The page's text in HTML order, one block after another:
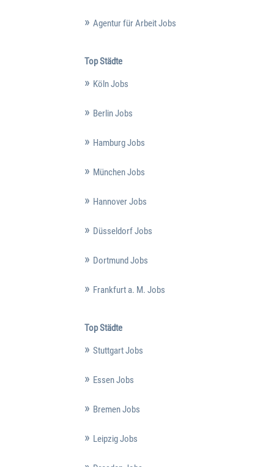
Agentur für Arbeit Jobs
Top Städte
Köln Jobs
Berlin Jobs
Hamburg Jobs
München Jobs
Hannover Jobs
Düsseldorf Jobs
Dortmund Jobs
Frankfurt a. M. Jobs
Top Städte
Stuttgart Jobs
Essen Jobs
Bremen Jobs
Leipzig Jobs